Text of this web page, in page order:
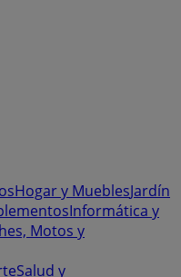
Hogar y MueblesJardín
Informática y
Motos y
Salud y